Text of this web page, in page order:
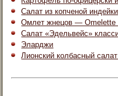
Салат из копченой индейки
Омлет жнецов — Omelette
Салат «Эдельвейс»
Эларджи
Лионский колбасный